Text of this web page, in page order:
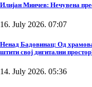
Илијан Минчев: Нечувена
16. July 2026. 07:07
Ненад Бадовинац: Од
штити свој дигитални
14. July 2026. 05:36